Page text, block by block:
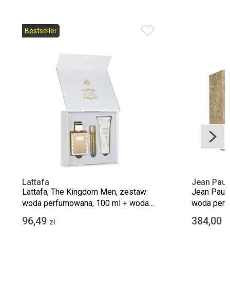
Bestseller
Lattafa
Lattafa, The Kingdom Men, zestaw:
woda perfumowana, 100 ml + woda
perfumowana, 12 ml + żel pod
prysznic, 100 ml
96,49 zł
Jean
Jean Paul
woda
384,00